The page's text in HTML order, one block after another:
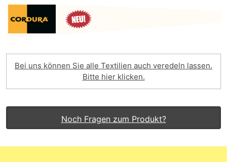
Bei uns können Sie alle Textilien auch veredeln lassen.
Bitte hier klicken.
Noch Fragen zum Produkt?